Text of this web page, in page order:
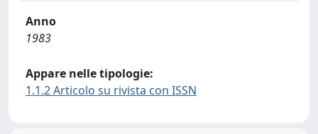
Anno
1983
Appare nelle tipologie:
1.1.2 Articolo su rivista con ISSN